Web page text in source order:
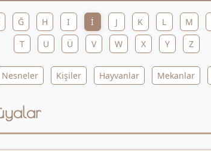
Ğ H I İ J K L M
T
U Ü V W X Y Z
Nesneler Kişiler Hayvanlar Mekanlar